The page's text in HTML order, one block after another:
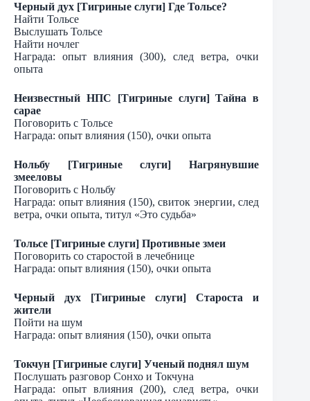
Черный дух [Тигриные слуги] Где Тольсе?
Найти Тольсе
Выслушать Тольсе
Найти ночлег
Награда: опыт влияния (300), след ветра, очки
опыта
Неизвестный НПС [Тигриные слуги] Тайна в
сарае
Поговорить с Тольсе
Награда: опыт влияния (150), очки опыта
Нольбу [Тигриные слуги] Нагрянувшие
змееловы
Поговорить с Нольбу
Награда: опыт влияния (150), свиток энергии, след
ветра, очки опыта, титул «Это судьба»
Тольсе [Тигриные слуги] Противные змеи
Поговорить со старостой в лечебнице
Награда: опыт влияния (150), очки опыта
Черный дух [Тигриные слуги] Староста и
жители
Пойти на шум
Награда: опыт влияния (150), очки опыта
Токчун [Тигриные слуги] Ученый поднял шум
Послушать разговор Сонхо и Токчуна
Награда: опыт влияния (200), след ветра, очки